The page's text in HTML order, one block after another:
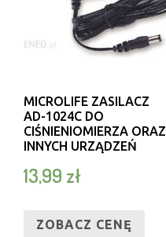
MICROLIFE ZASILACZ
AD-1024C DO
CIŚNIENIOMIERZA ORAZ
INNYCH URZĄDZEŃ
13,99 zł
ZOBACZ CENĘ